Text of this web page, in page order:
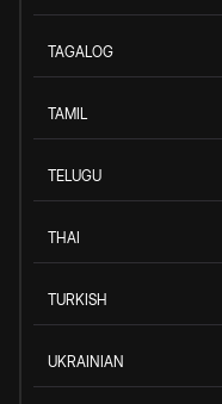
TAGALOG
TAMIL
TELUGU
THAI
TURKISH
UKRAINIAN